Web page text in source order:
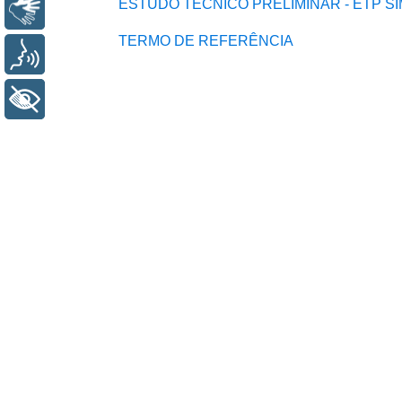
ESTUDO TÉCNICO PRELIMINAR - ETP
TERMO DE REFERÊNCIA